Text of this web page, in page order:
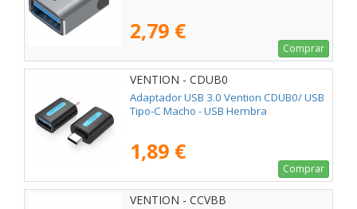
2,79 €
Comprar
VENTION - CDUB0
Adaptador USB 3.0 Vention CDUB0/ USB
Tipo-C Macho - USB Hembra
1,89 €
Comprar
VENTION - CCVBB